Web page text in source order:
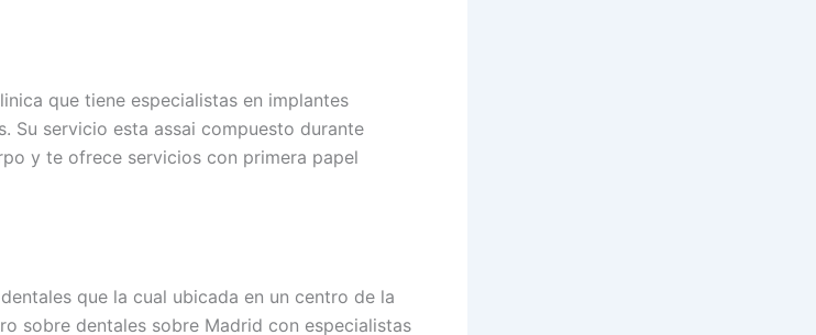
que tiene especialistas en implantes
Su servicio esta assai compuesto durante
y te ofrece servicios con primera papel
que la cual ubicada en un centro de la
sobre dentales sobre Madrid con especialistas